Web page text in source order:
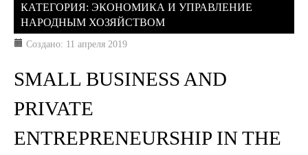
КАТЕГОРИЯ: ЭКОНОМИКА И УПРАВЛЕНИЕ
НАРОДНЫМ ХОЗЯЙСТВОМ
Создано: 11 апреля 2019
SMALL BUSINESS AND
PRIVATE
ENTREPRENEURSHIP IN THE